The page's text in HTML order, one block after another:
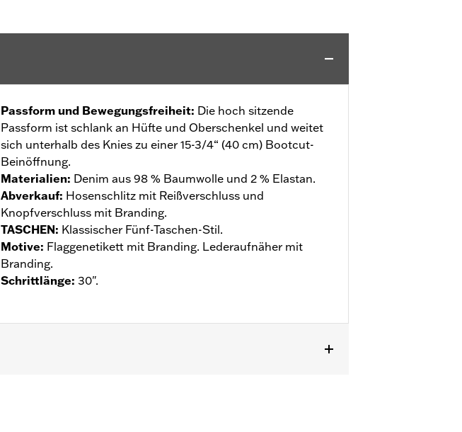
Passform und Bewegungsfreiheit: Die hoch sitzende
Passform ist schlank an Hüfte und Oberschenkel und weitet
sich unterhalb des Knies zu einer 15-3/4“ (40 cm) Bootcut-
Beinöffnung.
Materialien: Denim aus 98 % Baumwolle und 2 % Elastan.
Abverkauf: Hosenschlitz mit Reißverschluss und
Knopfverschluss mit Branding.
TASCHEN: Klassischer Fünf-Taschen-Stil.
Motive: Flaggenetikett mit Branding. Lederaufnäher mit
Branding.
Schrittlänge: 30".